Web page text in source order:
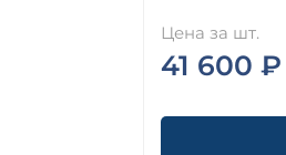
Цена за шт.
41 600 ₽